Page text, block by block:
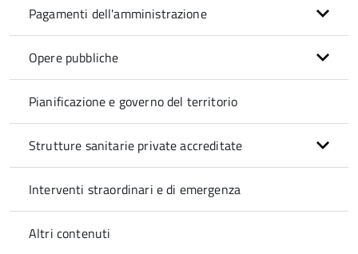
Pagamenti dell'amministrazione
Opere pubbliche
Pianificazione e governo del territorio
Strutture sanitarie private accreditate
Interventi straordinari e di emergenza
Altri contenuti